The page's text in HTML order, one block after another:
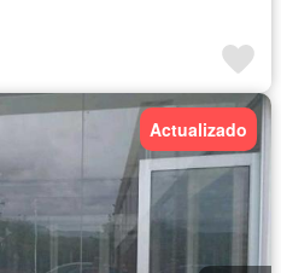
Actualizado